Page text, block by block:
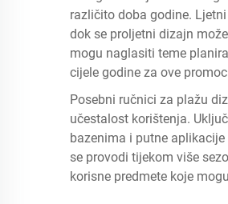
različito doba godine.
dok se proljetni dizajn
mogu naglasiti teme
cijele godine za ove
Posebni ručnici za plažu
učestalost korištenja.
bazenima i putne
se provodi tijekom više
korisne predmete koje